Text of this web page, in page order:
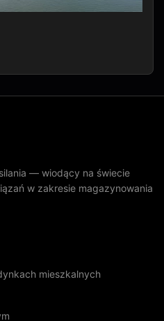
— wiodący na świecie
w zakresie magazynowania
mieszkalnych